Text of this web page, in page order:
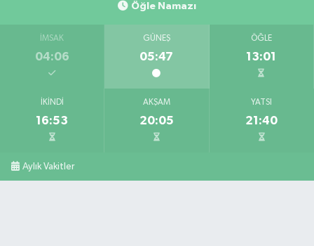
Öğle Namazı
İMSAK
04:06
GÜNEŞ
05:47
ÖĞLE
13:01
İKINDI
16:53
AKŞAM
20:05
YATSI
21:40
Aylık Vakitler